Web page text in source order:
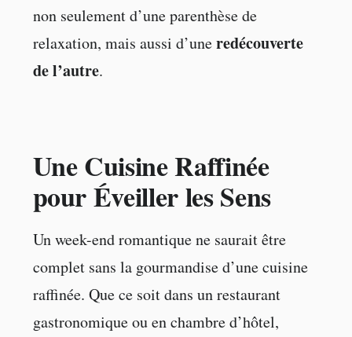
non seulement d’une parenthèse de
relaxation, mais aussi d’uneredécouverte
de l’autre.
Une Cuisine Raffinée
pour Éveiller les Sens
Un week-end romantique ne saurait être
complet sans la gourmandise d’une cuisine
raffinée. Que ce soit dans un restaurant
gastronomique ou en chambre d’hôtel,